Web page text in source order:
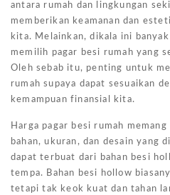
antara rumah dan lingkungan
memberikan keamanan dan
kita. Melainkan, dikala ini
memilih pagar besi rumah yang
Oleh sebab itu, penting untuk
rumah supaya dapat sesuaikan
kemampuan finansial kita.
Harga pagar besi rumah
bahan, ukuran, dan desain yang
dapat terbuat dari bahan besi
tempa. Bahan besi hollow
tetapi tak keok kuat dan tahan